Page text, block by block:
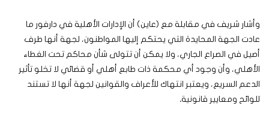
وأشار شريف في مقابلة مع (عاين) أن الإدارات الأهلية في دارفور ما
عادت الجهة المحايدة التي يحتكم إليها المواطنون، لجهة أنها طرف
أصيل في الصراع الجاري، ولا يمكن أن تتولى شأن محاكم تحت الغطاء
الأهلي، وأن وجود أي محكمة ذات طابع أهلي أو قضائي لا تخلو تأثير
الدعم السريع، ويعتبر انتهاك للأعراف والقوانين لجهة أنها لا تستند
للوائح ومعايير قانونية.